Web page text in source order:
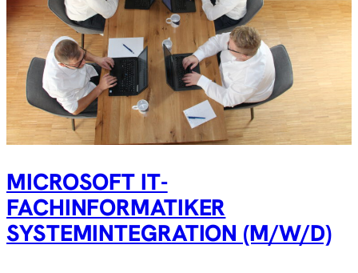
MICROSOFT IT-
FACHINFORMATIKER
SYSTEMINTEGRATION (M/W/D)